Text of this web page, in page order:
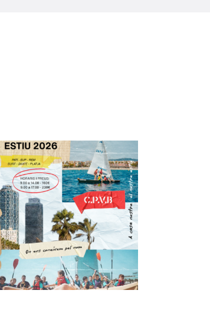
CAMPUS ESTIU CPVB
06/07
160,00 € – 230,00 €